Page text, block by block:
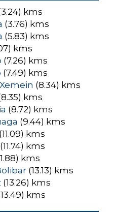
kms
(3.76) kms
(5.83) kms
kms
(7.26) kms
(7.49) kms
(8.34) kms
kms
(8.72) kms
(9.44) kms
(11.09) kms
(11.74) kms
kms
(13.13) kms
(13.26) kms
kms